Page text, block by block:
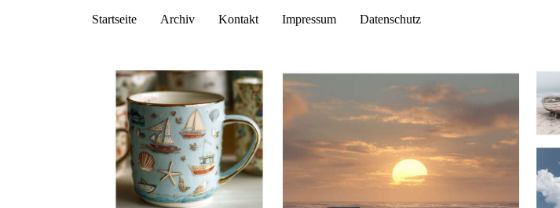
Startseite Archiv Kontakt Impressum Datenschutz